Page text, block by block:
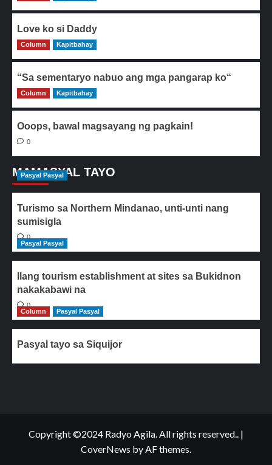
Love ko si Daddy
0
Column Kapitbahay
“Sa sementaryo nabuo ang mga pangarap ko“
0
Column Kapitbahay
Ooops, bawal magsayang ng pagkain!
0
MAMASYAL TAYO
Pasyal Pasyal
Turismo sa Northern Mindanao, unti-unti nang
sumisigla
0
Pasyal Pasyal
Ilang tourism establishment at sites sa Bukidnon
nakakabawi na
0
Column
Pasyal Pasyal
Pasyal tayo sa Siquijor
Copyright ©2024 Radyo Agila. All rights reserved.. |
CoverNews by AF themes.